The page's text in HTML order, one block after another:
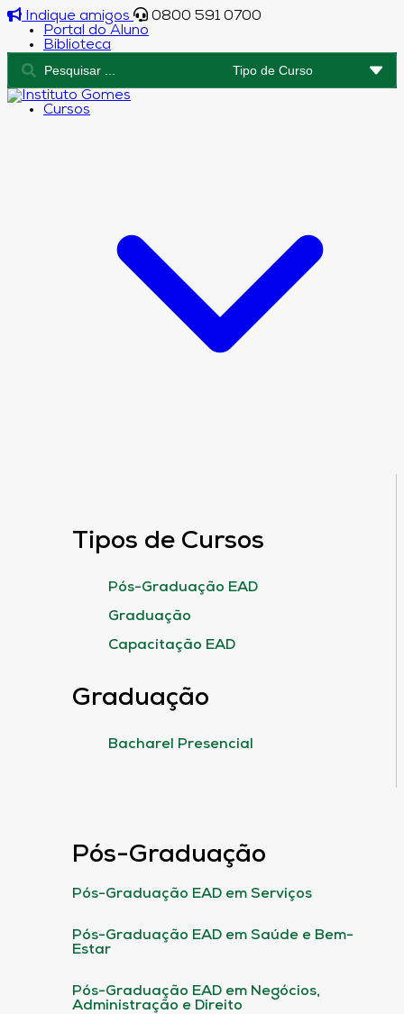
Indique amigos
0800 591 0700
Portal do Aluno
Biblioteca
Cursos
Tipos de Cursos
Pós-Graduação EAD
Graduação
Capacitação EAD
Graduação
Bacharel Presencial
Pós-Graduação
Pós-Graduação EAD em Serviços
Pós-Graduação EAD em Saúde e Bem-
Estar
Pós-Graduação EAD em Negócios,
Administração e Direito